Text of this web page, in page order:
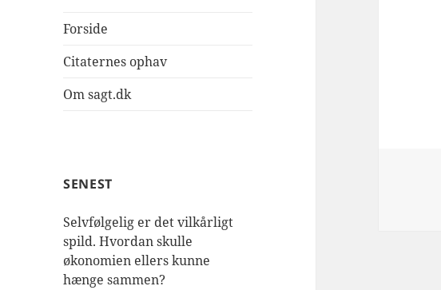
Forside
Citaternes ophav
Om sagt.dk
SENEST
Selvfølgelig er det vilkårligt
spild. Hvordan skulle
økonomien ellers kunne
hænge sammen?